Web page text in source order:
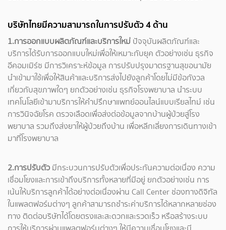
บริษัทไทยมีความสามารถในการปรับตัว 4 ด้าน
1.การออกแบบผลิตภัณฑ์และบริการใหม่ ปัจจุบันผลิตภัณฑ์และ
บริการได้รับการออกแบบใหม่เพื่อให้เหมาะกับยุค ตัวอย่างเช่น ธุรกิจ
อีคอมเมิร์ซ มีการวิเคราะห์ข้อมูล การปรับปรุงมาตรฐานสุขอนามัย
นำเข้ามาใช้เพื่อให้สินค้าและบริการส่งไปยังลูกค้าโดยไม่มีข้อกังวล
เกี่ยวกับสุขภาพใดๆ ยกตัวอย่างเช่น ธุรกิจโรงพยาบาล นำระบบ
เทคโนโลยีเข้ามาบริการให้คำปรึกษาแพทย์ออนไลน์แบบเรียลไทม์ เช่น
การวินิจฉัยโรค ตรวจเลือดเพื่อส่งต่อข้อมูลจากบ้านผู้ป่วยสู่โรง
พยาบาล รวมถึงส่งยาให้ผู้ป่วยถึงบ้าน เพื่อหลีกเลี่ยงการเดินทางเข้า
มาที่โรงพยาบาล
2.การปรับตัว มีกระบวนการปรับตัวเพื่อประกันความต่อเนื่อง ความ
เชื่อมโยงและการเข้าถึงบริการทั้งหลายที่มีอยู่ ยกตัวอย่างเช่น การ
เน้นให้บริการลูกค้าได้อย่างต่อเนื่องผ่าน Call Center ช่องทางดิจิทัล
ในแพลตฟอร์มต่างๆ ลูกค้าสามารถชำระค่าบริการได้หลากหลายช่อง
ทาง ติดต่อบริษัทได้โดยตรงและสะดวกและรวดเร็ว หรือสร้างระบบ